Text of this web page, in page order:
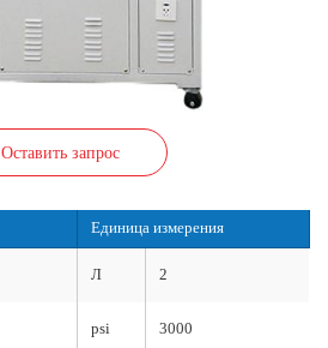
Оставить запрос
Единица измерения
Л 2
psi 3000